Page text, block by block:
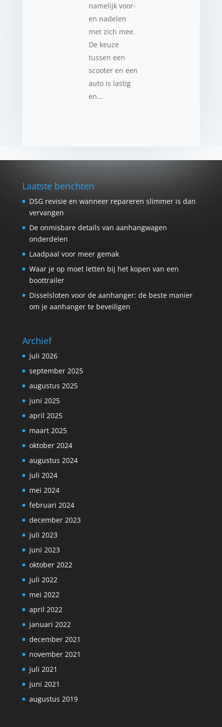
namelijk voor-
en nadelen
met zich mee.
De keuze
tussen een
scooter en een
auto is lastig
en…
Laatste berichten
DSG revisie en wanneer repareren slimmer is dan
vervangen
De onmisbare details van aanhangwagen
onderdelen
Laadpaal voor meer gemak
Waar je op moet letten bij het kopen van een
boottrailer
Disselsloten voor de aanhanger: de beste manier
om je aanhanger te beveiligen
Archief
juli 2026
september 2025
augustus 2025
juni 2025
april 2025
maart 2025
oktober 2024
augustus 2024
juli 2024
mei 2024
februari 2024
december 2023
juli 2023
juni 2023
oktober 2022
juli 2022
mei 2022
april 2022
januari 2022
december 2021
november 2021
juli 2021
juni 2021
augustus 2019